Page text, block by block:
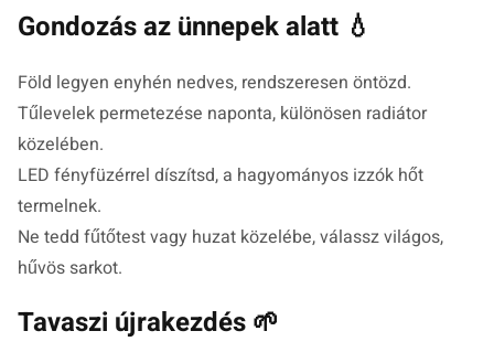
Gondozás az ünnepek alatt 💧
Föld legyen enyhén nedves, rendszeresen öntözd.
Tűlevelek permetezése naponta, különösen radiátor
közelében.
LED fényfüzérrel díszítsd, a hagyományos izzók hőt
termelnek.
Ne tedd fűtőtest vagy huzat közelébe, válassz világos,
hűvös sarkot.
Tavaszi újrakezdés 🌱